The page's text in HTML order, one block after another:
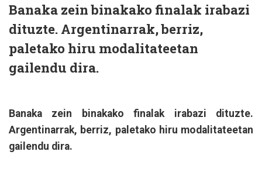
Banaka zein binakako finalak irabazi
dituzte. Argentinarrak, berriz,
paletako hiru modalitateetan
gailendu dira.
Banaka zein binakako finalak irabazi dituzte.
Argentinarrak, berriz, paletako hiru modalitateetan
gailendu dira.